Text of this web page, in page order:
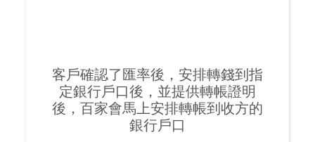
客戶確認了匯率後，安排轉錢到指
定銀行戶口後，並提供轉帳證明
後，百家會馬上安排轉帳到收方的
銀行戶口